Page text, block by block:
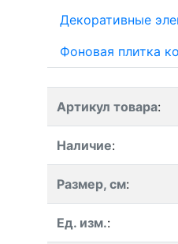
Декоративные
Фоновая плитка
Артикул товара:
Наличие:
Размер, см:
Ед. изм.: